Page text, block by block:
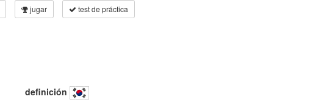
jugar test de práctica
definición